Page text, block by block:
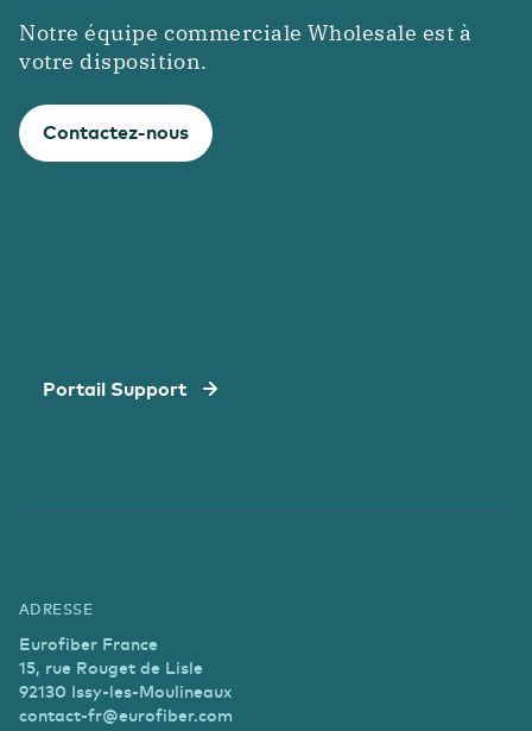
Notre équipe commerciale Wholesale est à
votre disposition.
Contactez-nous
Portail Support
ADRESSE
Eurofiber France
15, rue Rouget de Lisle
92130 Issy-les-Moulineaux
contact-fr@eurofiber.com